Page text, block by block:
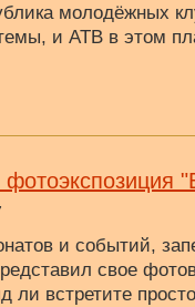
молодёжных
и ATB в этом
фотоэкспозиция
и событий,
свое
ли встретите